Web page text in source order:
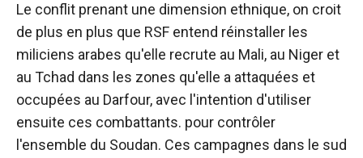
Le conflit prenant une dimension ethnique, on croit
de plus en plus que RSF entend réinstaller les
miliciens arabes qu'elle recrute au Mali, au Niger et
au Tchad dans les zones qu'elle a attaquées et
occupées au Darfour, avec l'intention d'utiliser
ensuite ces combattants. pour contrôler
l'ensemble du Soudan. Ces campagnes dans le sud